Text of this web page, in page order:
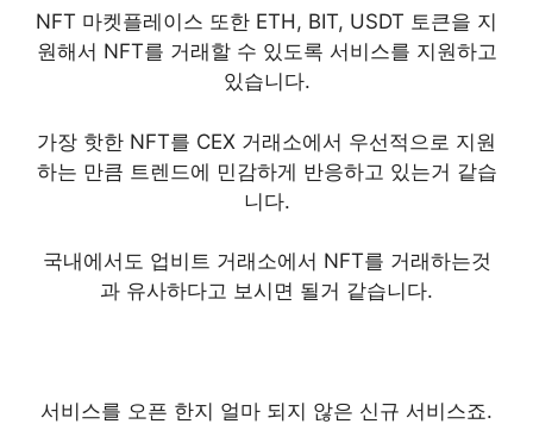
NFT 마켓플레이스 또한 ETH, BIT, USDT 토큰을 지
원해서 NFT를 거래할 수 있도록 서비스를 지원하고
있습니다.
가장 핫한 NFT를 CEX 거래소에서 우선적으로 지원
하는 만큼 트렌드에 민감하게 반응하고 있는거 같습
니다.
국내에서도 업비트 거래소에서 NFT를 거래하는것
과 유사하다고 보시면 될거 같습니다.
서비스를 오픈 한지 얼마 되지 않은 신규 서비스죠.